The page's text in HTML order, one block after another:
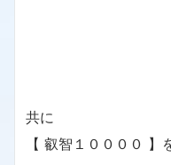
共に
【 叡智１００００ 】